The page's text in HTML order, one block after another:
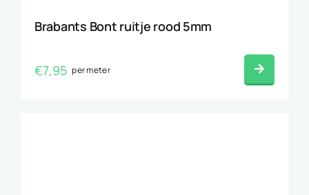
Brabants Bont ruitje rood 5mm
€7,95 per meter